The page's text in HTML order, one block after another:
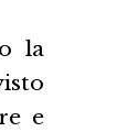
la
e